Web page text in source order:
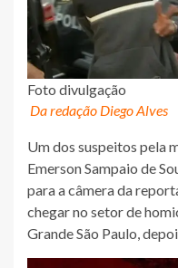
Foto divulgação
Da redação Diego Alves
Um dos suspeitos pela
Emerson Sampaio de
para a câmera da
chegar no setor de
Grande São Paulo,